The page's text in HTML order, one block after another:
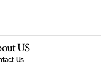
US
Us